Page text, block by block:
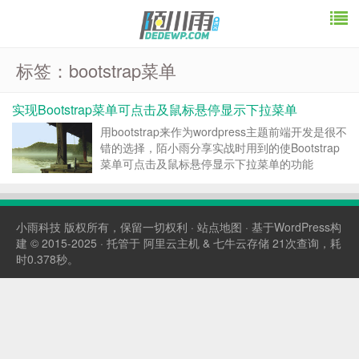
标签：bootstrap菜单
实现Bootstrap菜单可点击及鼠标悬停显示下拉菜单
用bootstrap来作为wordpress主题前端开发是很不
错的选择，陌小雨分享实战时用到的使Bootstrap
菜单可点击及鼠标悬停显示下拉菜单的功能
$(document).o...
小雨科技 版权所有，保留一切权利 · 站点地图 · 基于WordPress构
建 © 2015-2025 · 托管于 阿里云主机 & 七牛云存储 21次查询，耗
时0.378秒。